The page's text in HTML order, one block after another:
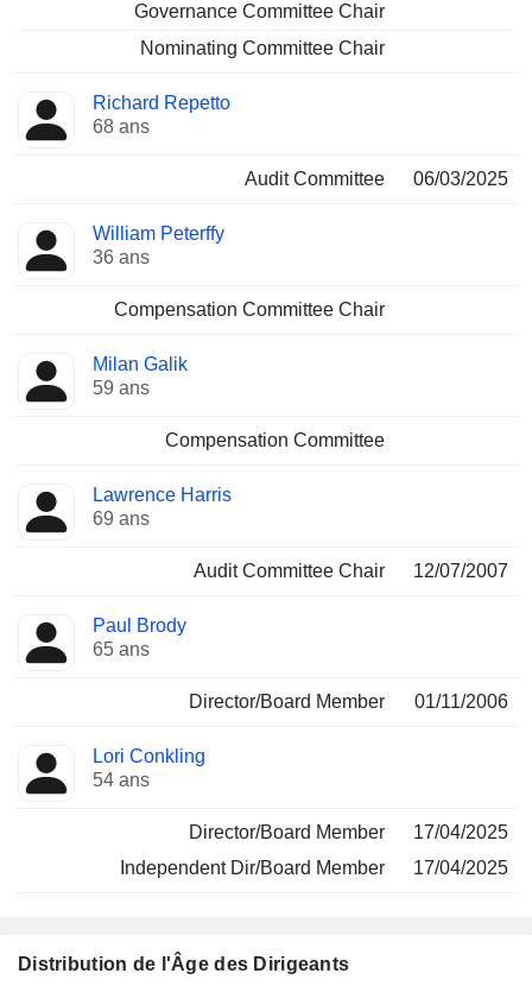
Governance Committee Chair
Nominating Committee Chair
Richard Repetto
68 ans
Audit Committee 06/03/2025
William Peterffy
36 ans
Compensation Committee Chair
Milan Galik
59 ans
Compensation Committee
Lawrence Harris
69 ans
Audit Committee Chair 12/07/2007
Paul Brody
65 ans
Director/Board Member 01/11/2006
Lori Conkling
54 ans
Director/Board Member
17/04/2025
Independent Dir/Board Member
17/04/2025
Distribution de l'Âge des Dirigeants